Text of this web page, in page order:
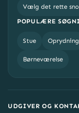
Vælg det rette
POPULÆRE
Stue Oprydning
Børneværelse
UDGIVER OG